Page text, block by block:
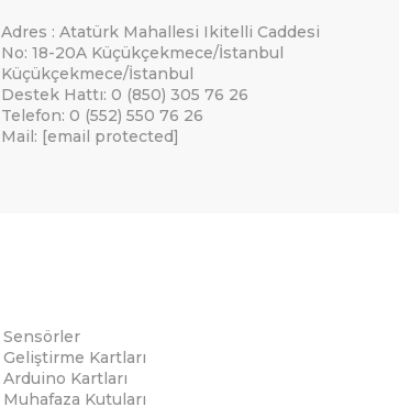
Adres : Atatürk Mahallesi Ikitelli Caddesi
No: 18-20A Küçükçekmece/İstanbul
Küçükçekmece/İstanbul
Destek Hattı: 0 (850) 305 76 26
Telefon: 0 (552) 550 76 26
Mail: [email protected]
Sensörler
Geliştirme Kartları
Arduino Kartları
Muhafaza Kutuları